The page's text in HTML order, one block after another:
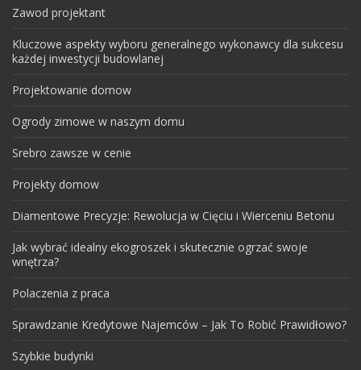
Zawod projektant
Kluczowe aspekty wyboru generalnego wykonawcy dla sukcesu
każdej inwestycji budowlanej
Projektowanie domow
Ogrody zimowe w naszym domu
Srebro zawsze w cenie
Projekty domow
Diamentowe Precyzje: Rewolucja w Cięciu i Wierceniu Betonu
Jak wybrać idealny ekogroszek i skutecznie ogrzać swoje
wnętrza?
Polaczenia z praca
Sprawdzanie Kredytowe Najemców – Jak To Robić Prawidłowo?
Szybkie budynki